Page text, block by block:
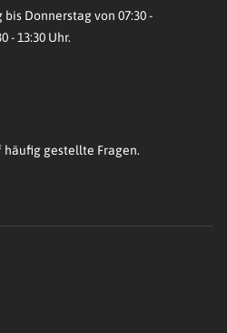
Donnerstag von 07:30 -
- 13:30 Uhr.
gestellte Fragen.